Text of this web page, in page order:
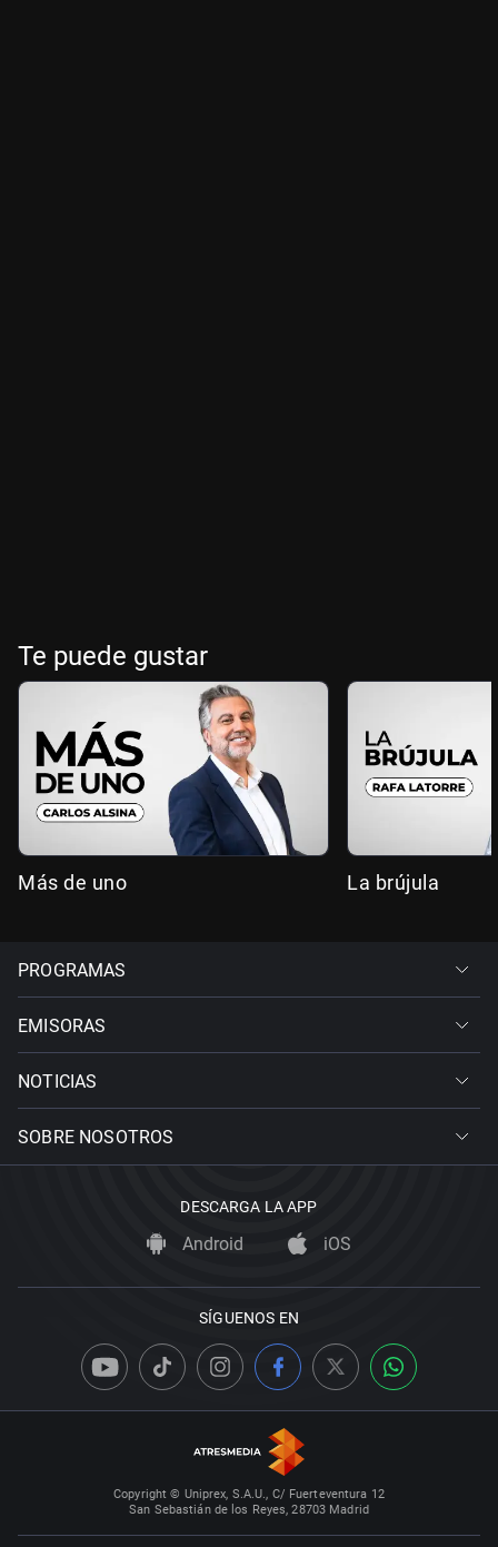
Te puede gustar
Más de uno La brújula
PROGRAMAS
EMISORAS
NOTICIAS
SOBRE NOSOTROS
DESCARGA LA APP
Android iOS
SÍGUENOS EN
Copyright © Uniprex, S.A.U., C/ Fuerteventura 12
San Sebastián de los Reyes, 28703 Madrid